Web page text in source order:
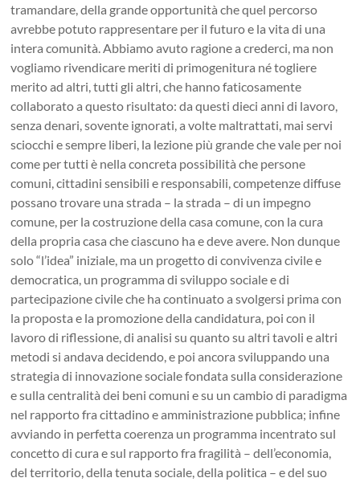
tramandare, della grande opportunità che quel percorso
avrebbe potuto rappresentare per il futuro e la vita di una
intera comunità. Abbiamo avuto ragione a crederci, ma non
vogliamo rivendicare meriti di primogenitura né togliere
merito ad altri, tutti gli altri, che hanno faticosamente
collaborato a questo risultato: da questi dieci anni di lavoro,
senza denari, sovente ignorati, a volte maltrattati, mai servi
sciocchi e sempre liberi, la lezione più grande che vale per noi
come per tutti è nella concreta possibilità che persone
comuni, cittadini sensibili e responsabili, competenze diffuse
possano trovare una strada – la strada – di un impegno
comune, per la costruzione della casa comune, con la cura
della propria casa che ciascuno ha e deve avere. Non dunque
solo “l’idea” iniziale, ma un progetto di convivenza civile e
democratica, un programma di sviluppo sociale e di
partecipazione civile che ha continuato a svolgersi prima con
la proposta e la promozione della candidatura, poi con il
lavoro di riflessione, di analisi su quanto su altri tavoli e altri
metodi si andava decidendo, e poi ancora sviluppando una
strategia di innovazione sociale fondata sulla considerazione
e sulla centralità dei beni comuni e su un cambio di paradigma
nel rapporto fra cittadino e amministrazione pubblica; infine
avviando in perfetta coerenza un programma incentrato sul
concetto di cura e sul rapporto fra fragilità – dell’economia,
del territorio, della tenuta sociale, della politica – e del suo